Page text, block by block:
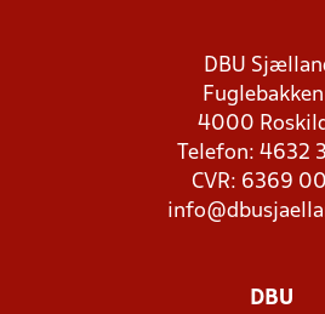
DBU
4000
Telefon: 4632
CVR: 6369
DBU